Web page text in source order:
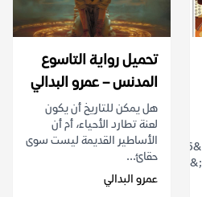
&#1610;&#1605;&#1603;&#1606;
&#1604;&#1602;&#1589;&#1577;
تحميل رواية التاسوع
المدنس – عمرو البدالي
هل يمكن للتاريخ أن يكون
لعنة تطارد الأحياء، أم أن
الأساطير القديمة ليست سوى
حقائ...
عمرو البدالي